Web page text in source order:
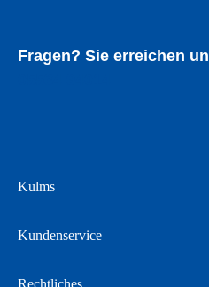
Fragen? Sie erreichen
Kulms
Kundenservice
Rechtliches